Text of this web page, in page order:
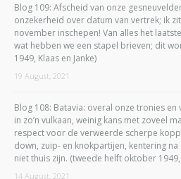
Blog 109: Afscheid van onze
onzekerheid over datum van vertrek; ik
november inschepen! Van alles het
wat hebben we een stapel brieven; dit
1949, Klaas en Janke)
19 August, 2021
Blog 108: Batavia: overal onze tronies en
in zo’n vulkaan, weinig kans met zoveel
respect voor de verweerde scherpe
down, zuip- en knokpartijen, kentering
niet thuis zijn. (tweede helft oktober 1949,
14 August, 2021